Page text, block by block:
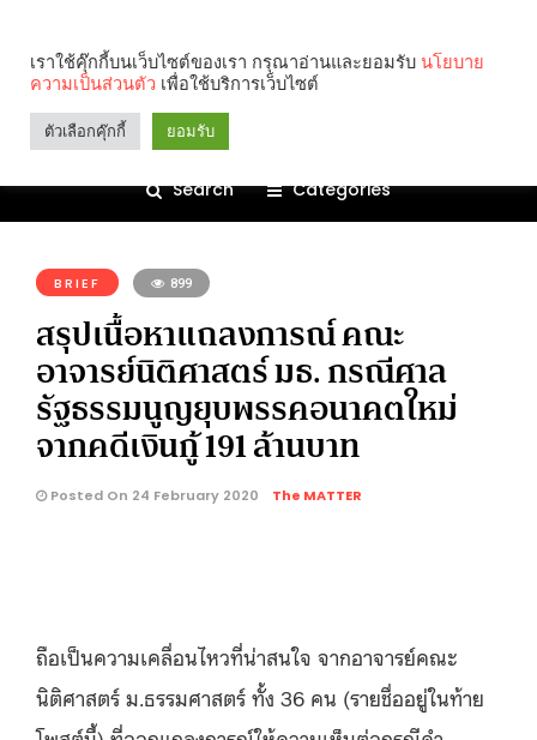
Search Categories
BRIEF 899
สรุปเนื้อหาแถลงการณ์ คณะ
อาจารย์นิติศาสตร์ มธ. กรณีศาล
รัฐธรรมนูญยุบพรรคอนาคตใหม่
จากคดีเงินกู้ 191 ล้านบาท
Posted On 24 February 2020 The MATTER
ถือเป็นความเคลื่อนไหวที่น่าสนใจ จากอาจารย์คณะ
นิติศาสตร์ ม.ธรรมศาสตร์ ทั้ง 36 คน (รายชื่ออยู่ในท้าย
เราใช้คุ๊กกี้บนเว็บไซต์ของเรา กรุณาอ่านและยอมรับ นโยบาย
ความเป็นส่วนตัว เพื่อใช้บริการเว็บไซต์
ตัวเลือกคุ๊กกี้ ยอมรับ